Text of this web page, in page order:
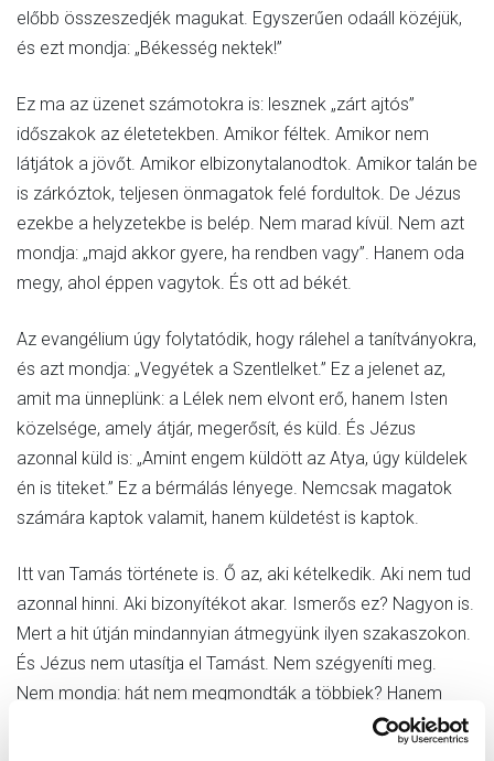
előbb összeszedjék magukat. Egyszerűen odaáll közéjük,
és ezt mondja: „Békesség nektek!”
Ez ma az üzenet számotokra is: lesznek „zárt ajtós”
időszakok az életetekben. Amikor féltek. Amikor nem
látjátok a jövőt. Amikor elbizonytalanodtok. Amikor talán be
is zárkóztok, teljesen önmagatok felé fordultok. De Jézus
ezekbe a helyzetekbe is belép. Nem marad kívül. Nem azt
mondja: „majd akkor gyere, ha rendben vagy”. Hanem oda
megy, ahol éppen vagytok. És ott ad békét.
Az evangélium úgy folytatódik, hogy rálehel a tanítványokra,
és azt mondja: „Vegyétek a Szentlelket.” Ez a jelenet az,
amit ma ünneplünk: a Lélek nem elvont erő, hanem Isten
közelsége, amely átjár, megerősít, és küld. És Jézus
azonnal küld is: „Amint engem küldött az Atya, úgy küldelek
én is titeket.” Ez a bérmálás lényege. Nemcsak magatok
számára kaptok valamit, hanem küldetést is kaptok.
Itt van Tamás története is. Ő az, aki kételkedik. Aki nem tud
azonnal hinni. Aki bizonyítékot akar. Ismerős ez? Nagyon is.
Mert a hit útján mindannyian átmegyünk ilyen szakaszokon.
És Jézus nem utasítja el Tamást. Nem szégyeníti meg.
Nem mondja: hát nem megmondták a többiek? Hanem
egyszerűen engedi, hogy megérintse a sebeit. Vagyis: a hit